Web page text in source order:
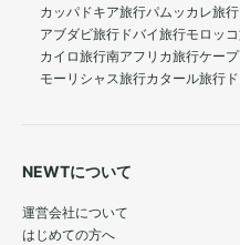
カッパドキア旅行パムッカレ旅行
アブダビ旅行 ドバイ旅行モロッ
カイロ旅行南アフリカ旅行ケー
モーリシャス旅行カタール旅行
NEWTについて
運営会社について
はじめての方へ